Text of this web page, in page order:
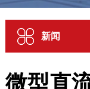
新闻
微型直